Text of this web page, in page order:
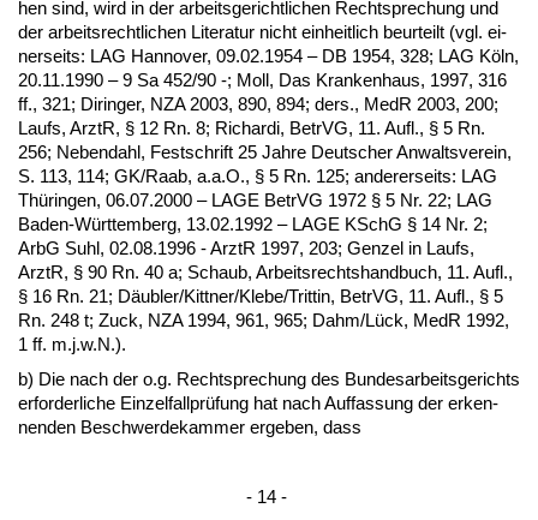
hen sind, wird in der ar­beits­ge­richt­li­chen Recht­spre­chung und
der ar­beits­recht­li­chen Li­te­ra­tur nicht ein­heit­lich be­ur­teilt (vgl. ei­
ner­seits: LAG Han­no­ver, 09.02.1954 – DB 1954, 328; LAG Köln,
20.11.1990 – 9 Sa 452/90 -; Moll, Das Kran­ken­haus, 1997, 316
ff., 321; Di­rin­ger, NZA 2003, 890, 894; ders., Me­dR 2003, 200;
Laufs, ArztR, § 12 Rn. 8; Ri­char­di, Be­trVG, 11. Aufl., § 5 Rn.
256; Ne­ben­dahl, Fest­schrift 25 Jah­re Deut­scher An­walts­ver­ein,
S. 113, 114; GK/Raab, a.a.O., § 5 Rn. 125; an­de­rer­seits: LAG
Thürin­gen, 06.07.2000 – LA­GE Be­trVG 1972 § 5 Nr. 22; LAG
Ba­den-Würt­tem­berg, 13.02.1992 – LA­GE KSchG § 14 Nr. 2;
ArbG Suhl, 02.08.1996 - ArztR 1997, 203; Gen­zel in Laufs,
ArztR, § 90 Rn. 40 a; Schaub, Ar­beits­rechts­hand­buch, 11. Aufl.,
§ 16 Rn. 21; Däubler/Kitt­ner/Kle­be/Trit­tin, Be­trVG, 11. Aufl., § 5
Rn. 248 t; Zuck, NZA 1994, 961, 965; Dahm/Lück, Me­dR 1992,
1 ff. m.j.w.N.).
b) Die nach der o.g. Recht­spre­chung des Bun­des­ar­beits­ge­richts
er­for­der­li­che Ein­zel­fall­prüfung hat nach Auf­fas­sung der er­ken­
nen­den Be­schwer­de­kam­mer er­ge­ben, dass
- 14 -